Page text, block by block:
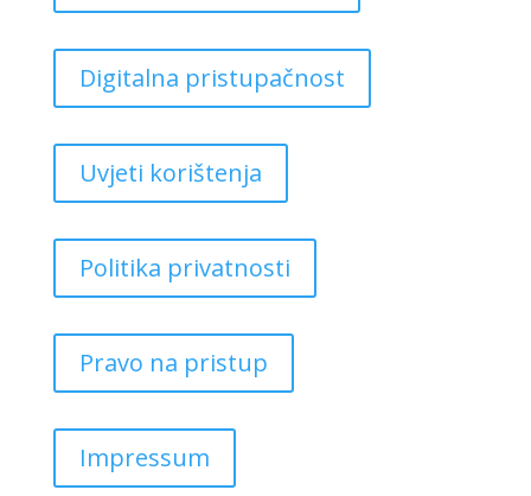
Digitalna pristupačnost
Uvjeti korištenja
Politika privatnosti
Pravo na pristup
Impressum